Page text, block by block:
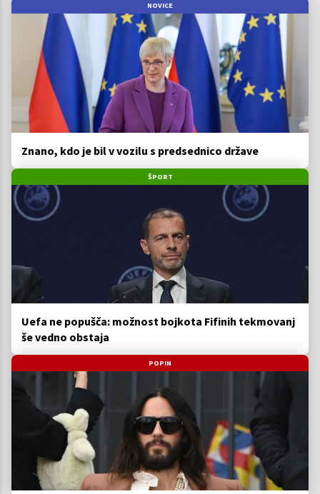
NOVICE
Znano, kdo je bil v vozilu s predsednico države
ŠPORT
Uefa ne popušča: možnost bojkota Fifinih tekmovanj
še vedno obstaja
POPIN